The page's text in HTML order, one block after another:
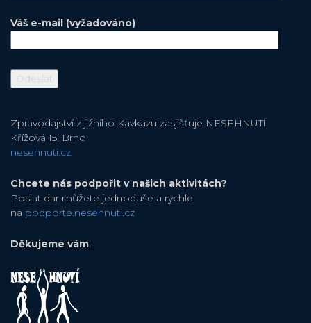
Váš e-mail (vyžadováno)
Zpravodajství z jižního Kavkazu zasjišťuje NESEHNUTÍ
Křížová 15, Brno
nesehnuti.cz
Chcete nás podpořit v našich aktivitách?
Poslat dar můžete jednoduše a rychle
na podporte.nesehnuti.cz
Děkujeme vám!